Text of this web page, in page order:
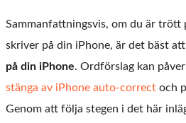
Sammanfattningsvis, om du är trött
skriver på din iPhone, är det bäst att
på din iPhone. Ordförslag kan
stänga av iPhone auto-correct och
Genom att följa stegen i det här